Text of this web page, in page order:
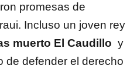
promesas de
Incluso un joven rey
muerto El Caudillo y
de defender el derecho